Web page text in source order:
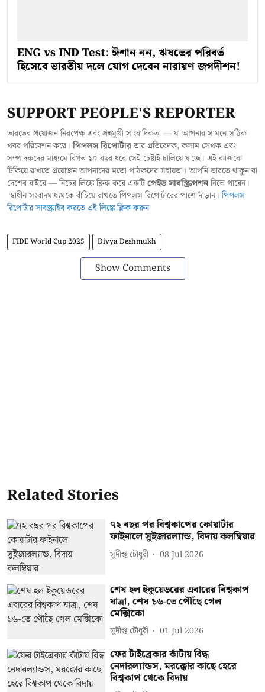
ENG vs IND Test: ঈশান নন, ঋষভের পরিবর্ত
হিসেবে ভারতীয় দলে যোগ দেবেন নারায়ণ জগদীশন!
SUPPORT PEOPLE'S REPORTER
ভারতের প্রয়োজন নিরপেক্ষ এবং প্রশ্নমুখী সাংবাদিকতা — যা আপনার সামনে সঠিক
খবর পরিবেশন করে।পিপলস রিপোর্টারতার প্রতিবেদক, কলাম লেখক এবং
সম্পাদকদের মাধ্যমে বিগত ১০ বছর ধরে সেই চেষ্টাই চালিয়ে যাচ্ছে। এই কাজকে
টিকিয়ে রাখতে প্রয়োজন আপনাদের মতো পাঠকদের সহায়তা। আপনি ভারতে থাকুন বা
দেশের বাইরে — নিচের লিঙ্কে ক্লিক করে একটিপেইড সাবস্ক্রিপশননিতে পারেন।
স্বাধীন সংবাদমাধ্যমকে বাঁচিয়ে রাখতে পিপলস রিপোর্টারের পাশে দাঁড়ান।পিপলস
রিপোর্টার সাবস্ক্রাইব করতে এই লিঙ্কে ক্লিক করুন
FIDE World Cup 2025 Divya Deshmukh
Show Comments
Related Stories
৭২ বছর পর বিশ্বকাপের কোয়ার্টার
ফাইনালে সুইজারল্যান্ড, বিদায় কলম্বিয়ার
সুদীপ্ত চৌধুরী 08 Jul 2026
শেষ হল ইকুয়েডরের এবারের বিশ্বকাপ
যাত্রা, শেষ ১৬-তে পৌঁছে গেল
মেক্সিকো
সুদীপ্ত চৌধুরী 01 Jul 2026
ফের টাইব্রেকার কাঁটায় বিদ্ধ
নেদারল্যান্ডস, মরক্কোর কাছে হেরে
বিশ্বকাপ থেকে বিদায়